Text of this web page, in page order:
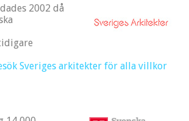
2002 då
Sveriges arkitekter för alla villkor